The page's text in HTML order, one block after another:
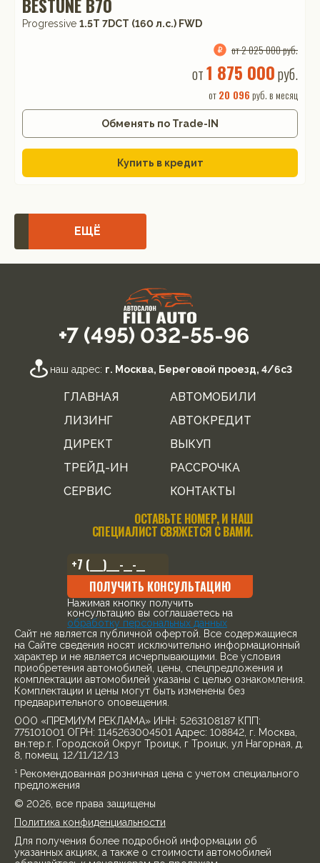
Progressive 1.5T 7DCT (160 л.с.) FWD
от 2 025 000 руб.
от1 875 000руб.
от20 096 руб. в месяц
Обменять по Trade-IN
Купить в кредит
ЕЩЁ
+7 (495) 032-55-96
наш адрес: г. Москва, Береговой проезд, 4/6с3
ГЛАВНАЯ
АВТОМОБИЛИ
ЛИЗИНГ
АВТОКРЕДИТ
ДИРЕКТ
ВЫКУП
ТРЕЙД-ИН
РАССРОЧКА
СЕРВИС
КОНТАКТЫ
ОСТАВЬТЕ НОМЕР, И НАШ
СПЕЦИАЛИСТ СВЯЖЕТСЯ С ВАМИ.
ПОЛУЧИТЬ КОНСУЛЬТАЦИЮ
Нажимая кнопку получить
консультацию вы соглашаетесь на
обработку персональных данных
Cайт не является публичной офертой. Все содержащиеся
на Сайте сведения носят исключительно информационный
характер и не является исчерпывающими. Все условия
приобретения автомобилей, цены, спецпредложения и
комплектации автомобилей указаны с целью ознакомления.
Комплектации и цены могут быть изменены без
предварительного оповещения.
ООО «ПРЕМИУМ РЕКЛАМА» ИНН: 5263108187 КПП:
775101001 ОГРН: 1145263004501 Адрес: 108842, г. Москва,
вн.тер.г. Городской Округ Троицк, г Троицк, ул Нагорная, д.
8, помещ. 12/11/12/13
¹ Рекомендованная розничная цена с учетом специального
предложения
© 2026, все права защищены
Политика конфиденциальности
Для получения более подробной информации об
указанных акциях, а также о стоимости автомобилей